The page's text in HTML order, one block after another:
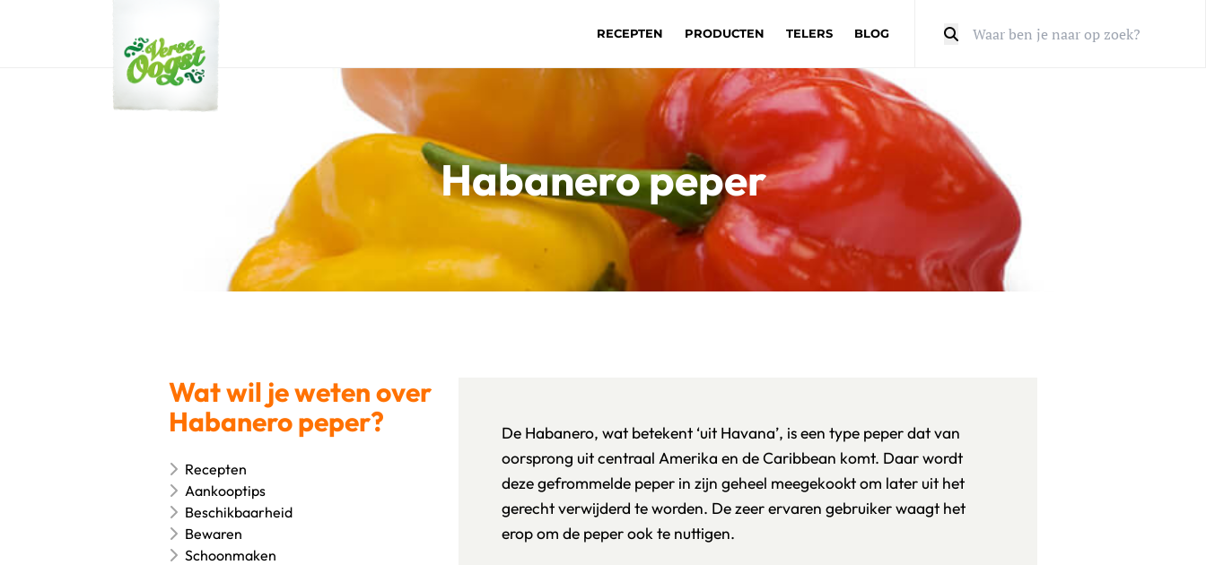
RECEPTEN PRODUCTEN TELERS BLOG
Habanero peper
Wat wil je weten over
Habanero peper?
Recepten
Aankooptips
Beschikbaarheid
Bewaren
Schoonmaken
De Habanero, wat betekent ‘uit Havana’, is een type peper dat van
oorsprong uit centraal Amerika en de Caribbean komt. Daar wordt
deze gefrommelde peper in zijn geheel meegekookt om later uit het
gerecht verwijderd te worden. De zeer ervaren gebruiker waagt het
erop om de peper ook te nuttigen.